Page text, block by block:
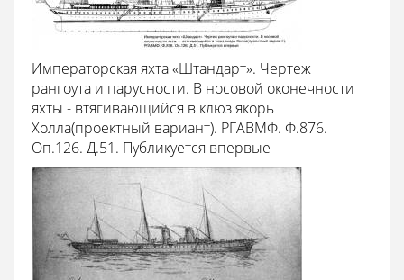
Императорская яхта «Штандарт». Чертеж
рангоута и парусности. В носовой оконечности
яхты - втягивающийся в клюз якорь
Холла(проектный вариант). РГАВМФ. Ф.876.
Оп.126. Д.51. Публикуется впервые